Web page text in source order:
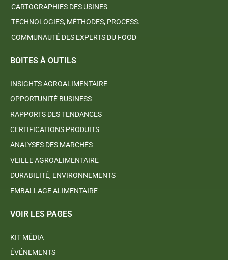
CARTOGRAPHIES DES USINES
TECHNOLOGIES, MÉTHODES, PROCESS.
COMMUNAUTÉ DES EXPERTS DU FOOD
BOITES À OUTILS
INSIGHTS AGROALIMENTAIRE
OPPORTUNITÉ BUSINESS
RAPPORTS DES TENDANCES
CERTIFICATIONS PRODUITS
ANALYSES DES MARCHÉS
VEILLE AGROALIMENTAIRE
DURABILITÉ, ENVIRONNEMENTS
EMBALLAGE ALIMENTAIRE
VOIR LES PAGES
KIT MÉDIA
ÉVÉNEMENTS